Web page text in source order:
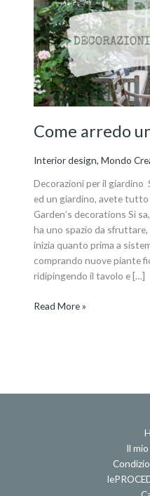
Come arredo
Interior design,Mondo
Decorazioni per il giardino
ed un giardino, avete tutto
Garden’s decorations Si
ha uno spazio da
inizia quanto prima a
comprando nuove piante
ridipingendo il tavolo e […]
un
angolo
verde
Read More »
Il